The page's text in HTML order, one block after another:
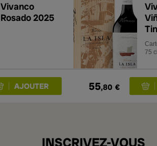
Vivanco
Rosado 2025
75 cl
55,80 €